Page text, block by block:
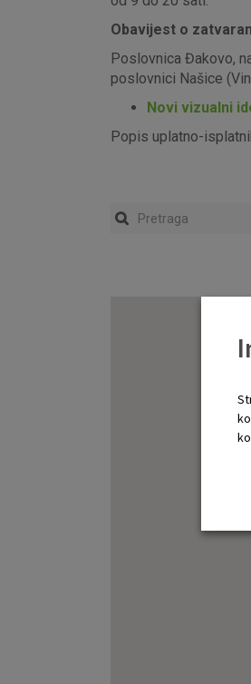
Obavijest o
Poslovnica Đakovo,
poslovnici Našice
Novi vizualni
Popis uplatno-